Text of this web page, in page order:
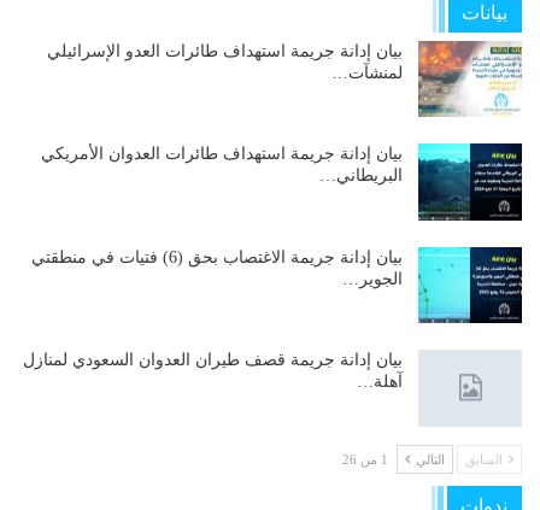
بيانات
بيان إدانة جريمة استهداف طائرات العدو الإسرائيلي
لمنشآت…
بيان إدانة جريمة استهداف طائرات العدوان الأمريكي
البريطاني…
بيان إدانة جريمة الاغتصاب بحق (6) فتيات في منطقتي
الجوير…
بيان إدانة جريمة قصف طيران العدوان السعودي لمنازل
آهلة…
السابق التالي 1 من 26